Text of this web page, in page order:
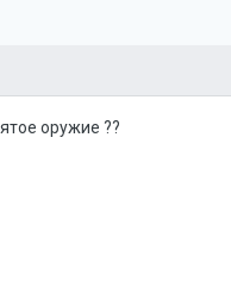
оружие ??